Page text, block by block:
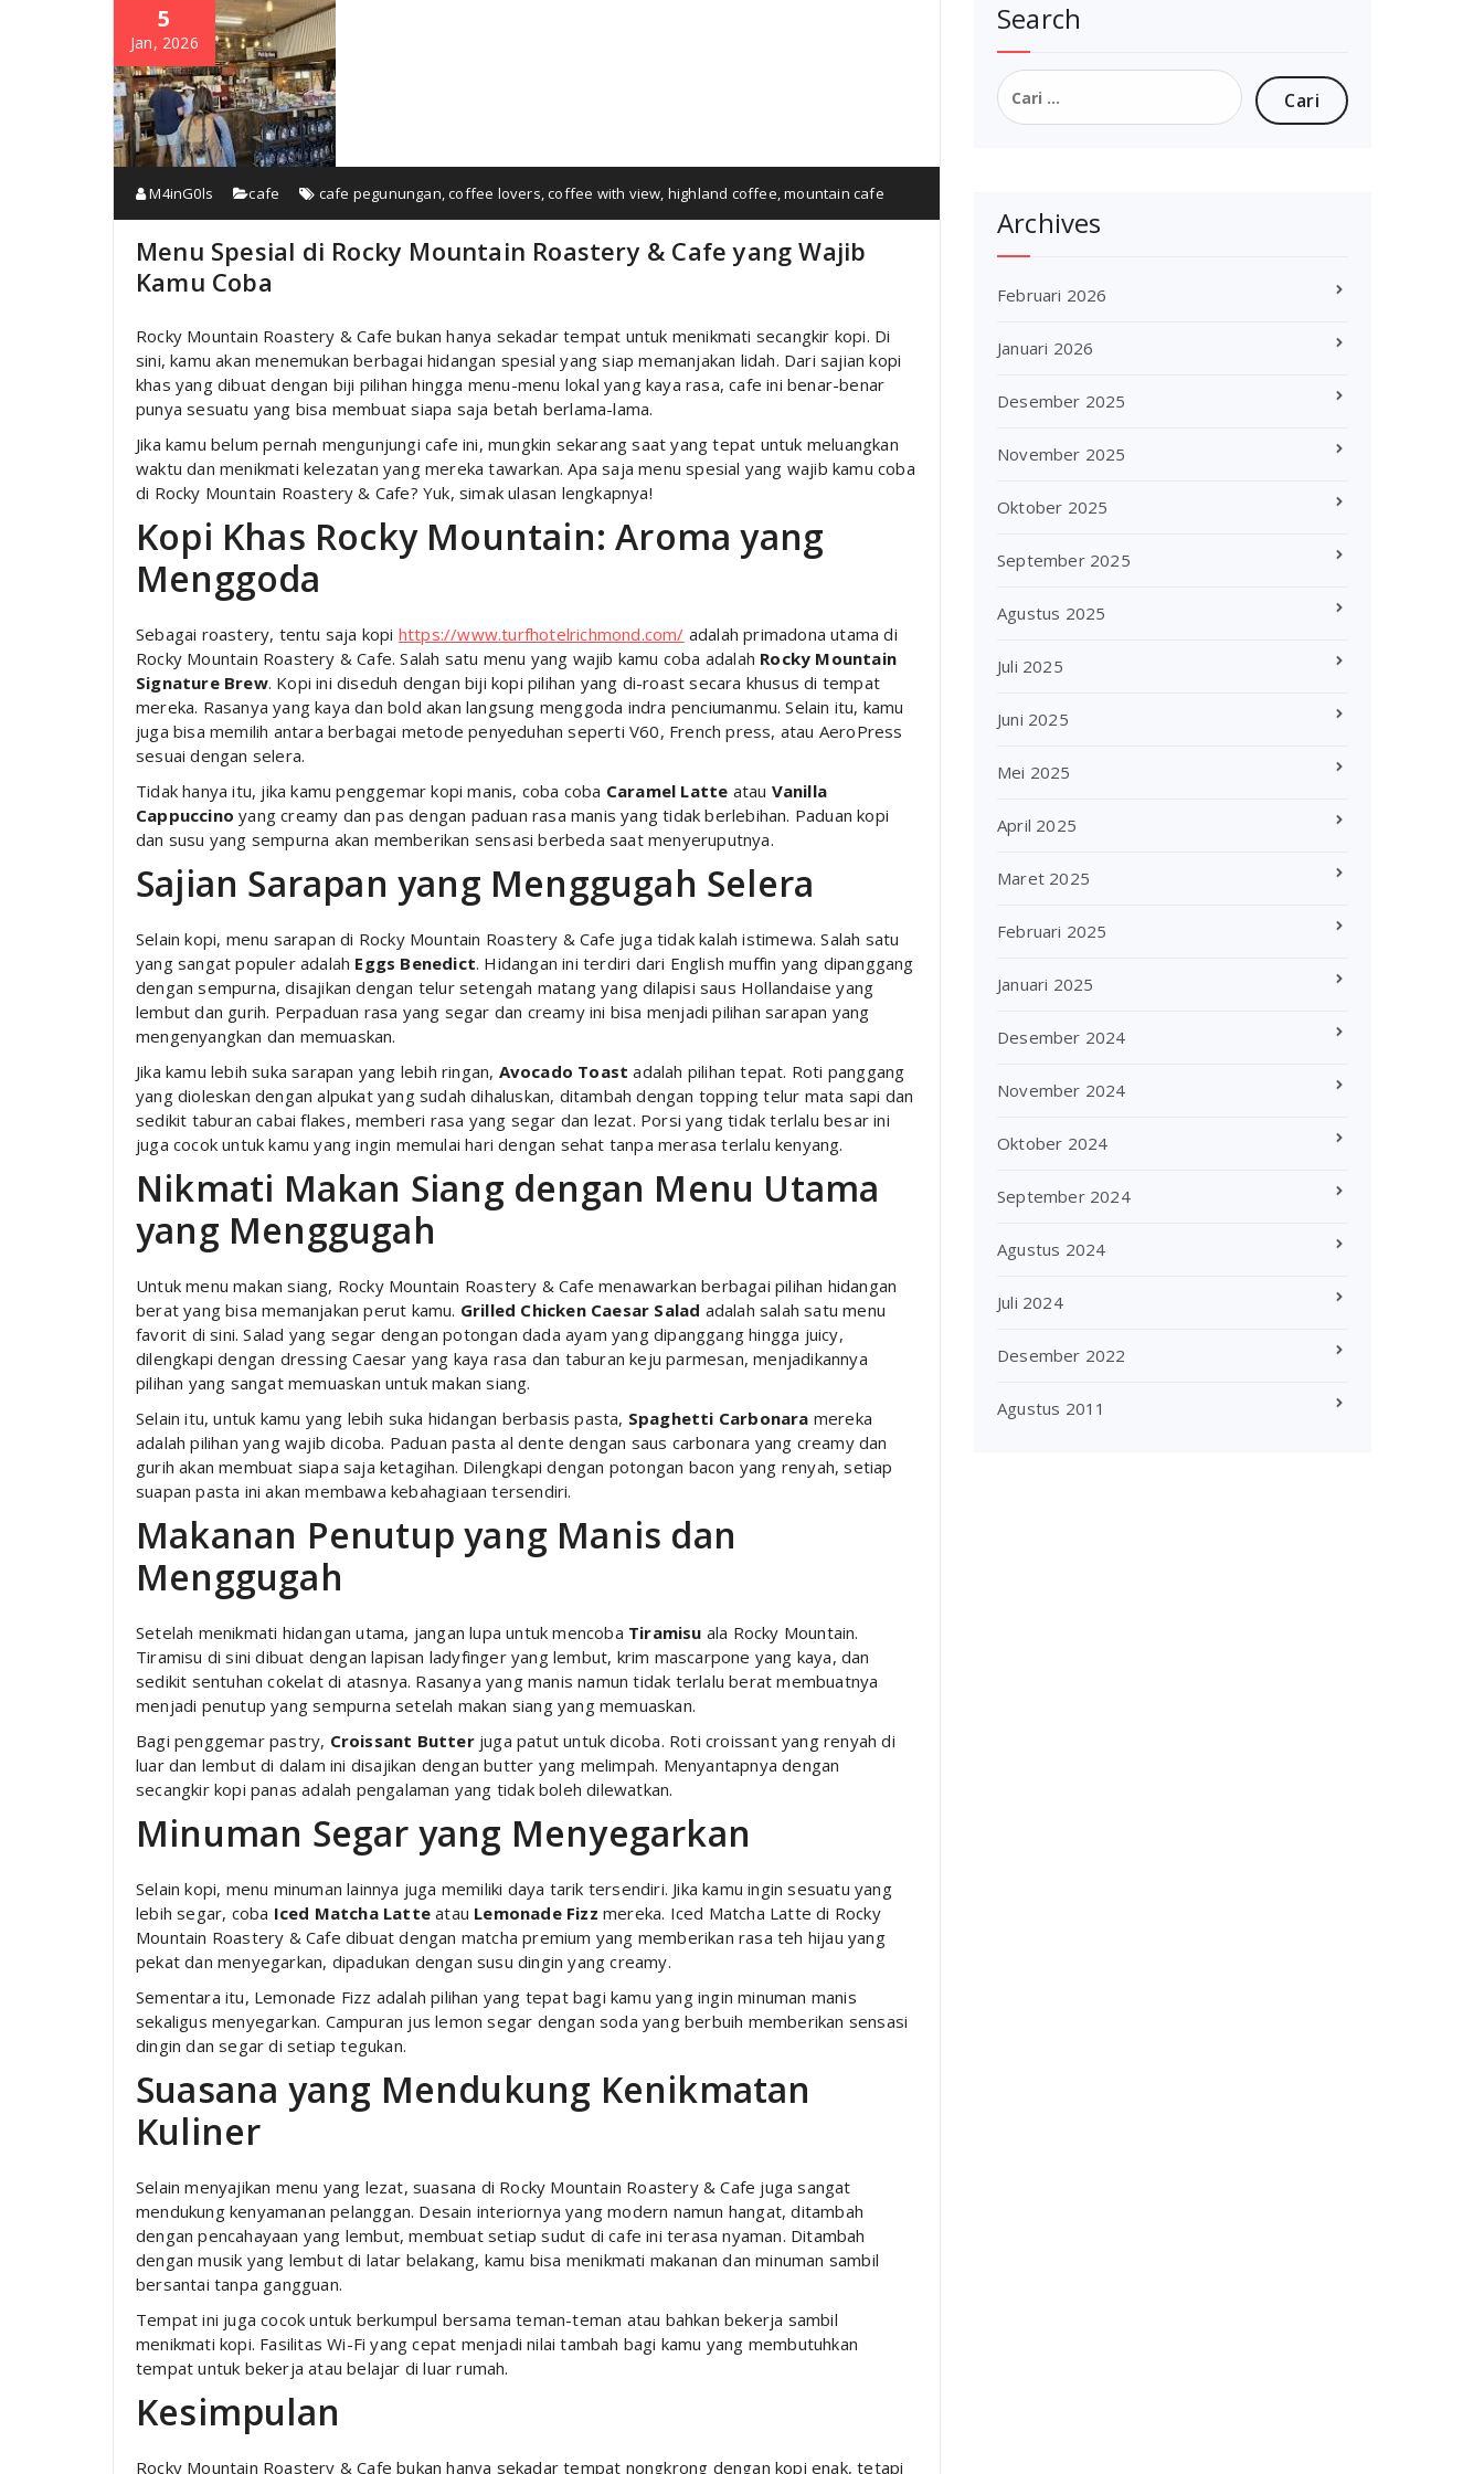
5
Jan, 2026
M4inG0ls cafe cafe pegunungan,coffee lovers,coffee with view, highland coffee,mountain cafe
Menu Spesial di Rocky Mountain Roastery & Cafe yang Wajib
Kamu Coba
Rocky Mountain Roastery & Cafe bukan hanya sekadar tempat untuk menikmati secangkir kopi. Di
sini, kamu akan menemukan berbagai hidangan spesial yang siap memanjakan lidah. Dari sajian kopi
khas yang dibuat dengan biji pilihan hingga menu-menu lokal yang kaya rasa, cafe ini benar-benar
punya sesuatu yang bisa membuat siapa saja betah berlama-lama.
Jika kamu belum pernah mengunjungi cafe ini, mungkin sekarang saat yang tepat untuk meluangkan
waktu dan menikmati kelezatan yang mereka tawarkan. Apa saja menu spesial yang wajib kamu coba
di Rocky Mountain Roastery & Cafe? Yuk, simak ulasan lengkapnya!
Kopi Khas Rocky Mountain: Aroma yang
Menggoda
Sebagai roastery, tentu saja kopi https://www.turfhotelrichmond.com/ adalah primadona utama di
Rocky Mountain Roastery & Cafe. Salah satu menu yang wajib kamu coba adalah Rocky Mountain
Signature Brew. Kopi ini diseduh dengan biji kopi pilihan yang di-roast secara khusus di tempat
mereka. Rasanya yang kaya dan bold akan langsung menggoda indra penciumanmu. Selain itu, kamu
juga bisa memilih antara berbagai metode penyeduhan seperti V60, French press, atau AeroPress
sesuai dengan selera.
Tidak hanya itu, jika kamu penggemar kopi manis, coba coba Caramel Latte atau Vanilla
Cappuccino yang creamy dan pas dengan paduan rasa manis yang tidak berlebihan. Paduan kopi
dan susu yang sempurna akan memberikan sensasi berbeda saat menyeruputnya.
Sajian Sarapan yang Menggugah Selera
Selain kopi, menu sarapan di Rocky Mountain Roastery & Cafe juga tidak kalah istimewa. Salah satu
yang sangat populer adalah Eggs Benedict. Hidangan ini terdiri dari English muffin yang dipanggang
dengan sempurna, disajikan dengan telur setengah matang yang dilapisi saus Hollandaise yang
lembut dan gurih. Perpaduan rasa yang segar dan creamy ini bisa menjadi pilihan sarapan yang
mengenyangkan dan memuaskan.
Jika kamu lebih suka sarapan yang lebih ringan, Avocado Toast adalah pilihan tepat. Roti panggang
yang dioleskan dengan alpukat yang sudah dihaluskan, ditambah dengan topping telur mata sapi dan
sedikit taburan cabai flakes, memberi rasa yang segar dan lezat. Porsi yang tidak terlalu besar ini
juga cocok untuk kamu yang ingin memulai hari dengan sehat tanpa merasa terlalu kenyang.
Nikmati Makan Siang dengan Menu Utama
yang Menggugah
Untuk menu makan siang, Rocky Mountain Roastery & Cafe menawarkan berbagai pilihan hidangan
berat yang bisa memanjakan perut kamu. Grilled Chicken Caesar Salad adalah salah satu menu
favorit di sini. Salad yang segar dengan potongan dada ayam yang dipanggang hingga juicy,
dilengkapi dengan dressing Caesar yang kaya rasa dan taburan keju parmesan, menjadikannya
pilihan yang sangat memuaskan untuk makan siang.
Selain itu, untuk kamu yang lebih suka hidangan berbasis pasta, Spaghetti Carbonara mereka
adalah pilihan yang wajib dicoba. Paduan pasta al dente dengan saus carbonara yang creamy dan
gurih akan membuat siapa saja ketagihan. Dilengkapi dengan potongan bacon yang renyah, setiap
suapan pasta ini akan membawa kebahagiaan tersendiri.
Makanan Penutup yang Manis dan
Menggugah
Setelah menikmati hidangan utama, jangan lupa untuk mencoba Tiramisu ala Rocky Mountain.
Tiramisu di sini dibuat dengan lapisan ladyfinger yang lembut, krim mascarpone yang kaya, dan
sedikit sentuhan cokelat di atasnya. Rasanya yang manis namun tidak terlalu berat membuatnya
menjadi penutup yang sempurna setelah makan siang yang memuaskan.
Bagi penggemar pastry, Croissant Butterjuga patut untuk dicoba. Roti croissant yang renyah di
luar dan lembut di dalam ini disajikan dengan butter yang melimpah. Menyantapnya dengan
secangkir kopi panas adalah pengalaman yang tidak boleh dilewatkan.
Minuman Segar yang Menyegarkan
Selain kopi, menu minuman lainnya juga memiliki daya tarik tersendiri. Jika kamu ingin sesuatu yang
lebih segar, coba Iced Matcha Latte atau Lemonade Fizz mereka. Iced Matcha Latte di Rocky
Mountain Roastery & Cafe dibuat dengan matcha premium yang memberikan rasa teh hijau yang
pekat dan menyegarkan, dipadukan dengan susu dingin yang creamy.
Sementara itu, Lemonade Fizz adalah pilihan yang tepat bagi kamu yang ingin minuman manis
sekaligus menyegarkan. Campuran jus lemon segar dengan soda yang berbuih memberikan sensasi
dingin dan segar di setiap tegukan.
Suasana yang Mendukung Kenikmatan
Kuliner
Selain menyajikan menu yang lezat, suasana di Rocky Mountain Roastery & Cafe juga sangat
mendukung kenyamanan pelanggan. Desain interiornya yang modern namun hangat, ditambah
dengan pencahayaan yang lembut, membuat setiap sudut di cafe ini terasa nyaman. Ditambah
dengan musik yang lembut di latar belakang, kamu bisa menikmati makanan dan minuman sambil
bersantai tanpa gangguan.
Tempat ini juga cocok untuk berkumpul bersama teman-teman atau bahkan bekerja sambil
menikmati kopi. Fasilitas Wi-Fi yang cepat menjadi nilai tambah bagi kamu yang membutuhkan
tempat untuk bekerja atau belajar di luar rumah.
Kesimpulan
Rocky Mountain Roastery & Cafe bukan hanya sekadar tempat nongkrong dengan kopi enak, tetapi
Search
Cari
untuk:
Archives
Februari 2026
Januari 2026
Desember 2025
November 2025
Oktober 2025
September 2025
Agustus 2025
Juli 2025
Juni 2025
Mei 2025
April 2025
Maret 2025
Februari 2025
Januari 2025
Desember 2024
November 2024
Oktober 2024
September 2024
Agustus 2024
Juli 2024
Desember 2022
Agustus 2011